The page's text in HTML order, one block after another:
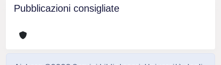
Pubblicazioni consigliate